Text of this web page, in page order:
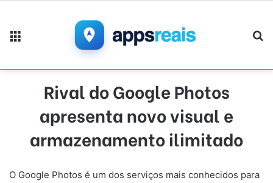
Rival do Google Photos
apresenta novo visual e
armazenamento ilimitado
O Google Photos é um dos serviços mais conhecidos para